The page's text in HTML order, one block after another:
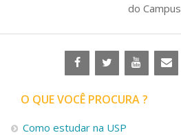
do Campus
O QUE VOCÊ PROCURA ?
Como estudar na USP